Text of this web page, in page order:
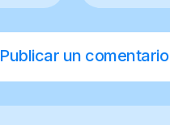
Publicar un comentario